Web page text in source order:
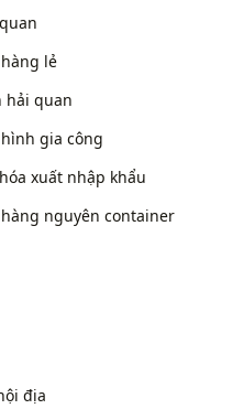
lẻ
hải quan
gia công
xuất nhập khẩu
nguyên container
địa